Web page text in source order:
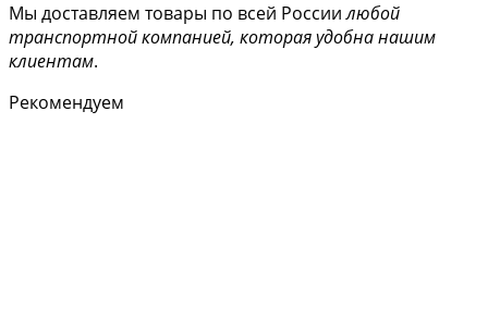
Мы доставляем товары по всей Россиилюбой
транспортной компанией, которая удобна нашим
клиентам.
Рекомендуем